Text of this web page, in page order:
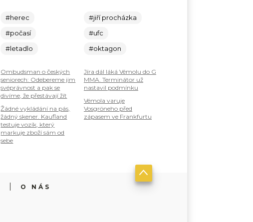
#herec
#počasí
#letadlo
Ombudsman o českých
seniorech: Odebereme jim
svéprávnost a pak se
divíme, že přestávají žít
Žádné vykládání na pás,
žádný skener. Kaufland
testuje vozík, který
markuje zboží sám od
sebe
#jiří procházka
#ufc
#oktagon
Jíra dál láká Vémolu do G
MMA. Terminátor už
nastavil podmínku
Vémola varuje
Vosgröneho před
zápasem ve Frankfurtu
O NÁS